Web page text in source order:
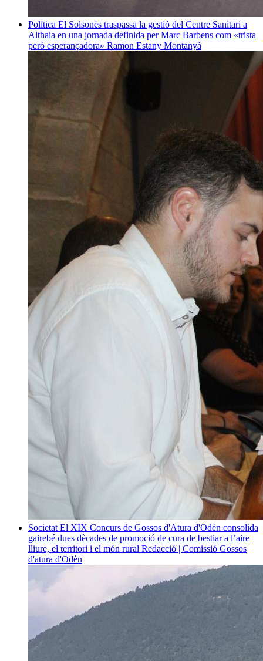
Política El Solsonès traspassa la gestió del Centre Sanitari a
Althaia en una jornada definida per Marc Barbens com «trista
però esperançadora» Ramon Estany Montanyà
Societat El XIX Concurs de Gossos d'Atura d'Odèn consolida
gairebé dues dècades de promoció de cura de bestiar a l’aire
lliure, el territori i el món rural Redacció | Comissió Gossos
d'atura d'Odèn